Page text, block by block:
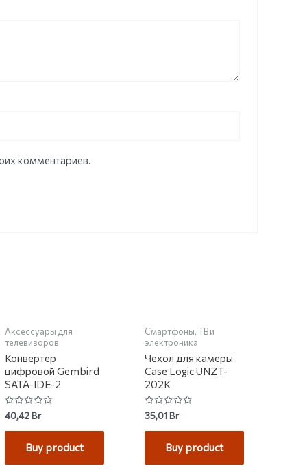
комментариев.
Аксессуары для
телевизоров
Конвертер
цифровой Gembird
SATA-IDE-2
Rated
0
out
40,42Br
Buy product
Смартфоны, ТВ и
электроника
Чехол для камеры
Case Logic UNZT-
202K
Rated
0
out
35,01Br
Buy product